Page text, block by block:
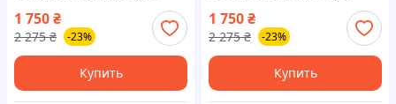
312x219 см Улица в цветах
Лучшее качество
1 750₴
2 275 ₴ -23%
Купить
312x219 см Улица в цветах
Клей в подарок
1 750₴
2 275 ₴ -23%
Купить